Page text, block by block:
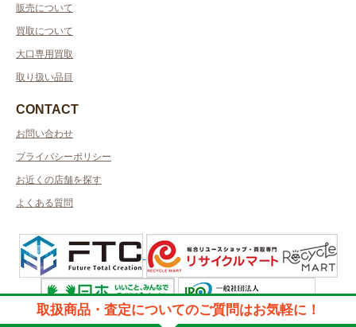
販売について
買取について
大口専用買取
取り扱い品目
CONTACT
お問い合わせ
プライバシーポリシー
お近くの店舗を探す
よくある質問
取扱商品・査定についてのご質問はお気軽に！